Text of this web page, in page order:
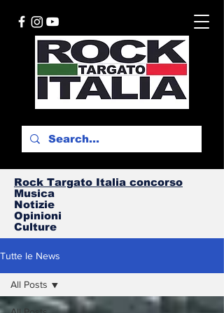
Rock Targato Italia concorso
Musica
Notizie
Opinioni
Culture
Tutte le News
All Posts